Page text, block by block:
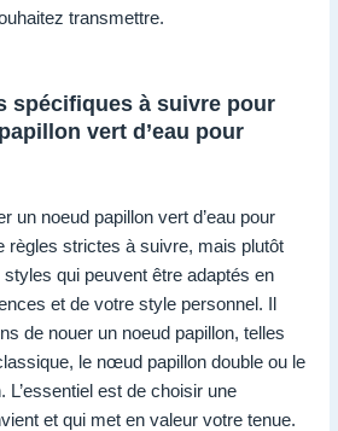
transmettre.
spécifiques à suivre pour
vert d’eau pour
un noeud papillon vert d’eau pour
règles strictes à suivre, mais plutôt
qui peuvent être adaptés en
et de votre style personnel. Il
de nouer un noeud papillon, telles
le nœud papillon double ou le
est de choisir une
et qui met en valeur votre tenue.